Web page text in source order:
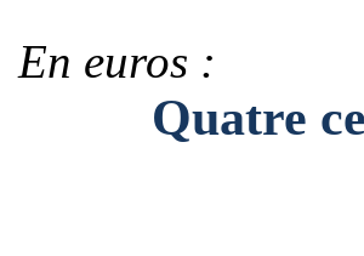
En euros :
Quatre